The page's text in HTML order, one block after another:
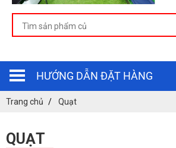
HƯỚNG DẪN ĐẶT HÀNG
Trang chủ Quạt
QUẠT